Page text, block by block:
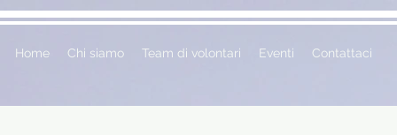
Home Chi siamo Team di volontari Eventi Contattaci